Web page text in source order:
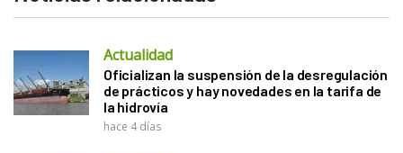
Actualidad
Oficializan la suspensión de la desregulación
de prácticos y hay novedades en la tarifa de
la hidrovía
hace 4 días